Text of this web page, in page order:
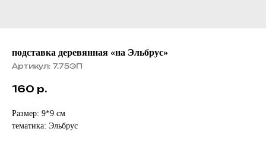
подставка деревянная «на Эльбрус»
Артикул: 7.75ЭП
160 р.
Размер: 9*9 см
тематика: Эльбрус